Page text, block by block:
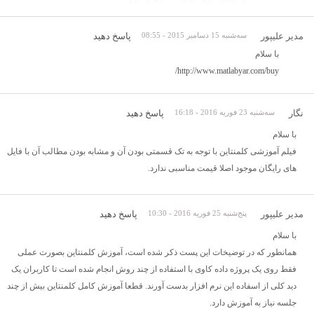
مدیر علیپور سه‌شنبه 15 دسامبر 2015 - 08:55 پاسخ دهید
با سلام
http://www.matlabyar.com/buy/
نگار سه‌شنبه 23 فوریه 2016 - 16:18 پاسخ دهید
با سلام
فیلم آموزشی کلمنتاین با توجه به تک قسمتی بودن آن و مشابه بودن مطالب آن با فایل
های رایگان موجود اصلا قیمت مناسبی ندارد.
مدیر علیپور پنج‌شنبه 25 فوریه 2016 - 10:30 پاسخ دهید
با سلام
همانطور که در توضیخات این پست ذکر شده است، آموزش کلمنتاین بصورت عملی
فقط روی یک پروژه داده کاوی با استفاده از چند روش انجام شده است تا کاربران یک
دید کلی از اسفاده این نرم افزار بدست آورند. قطعا آموزش کامل کلمنتاین بیش از چند
جلسه نیاز به آموزش دارد.